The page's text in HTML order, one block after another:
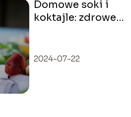
Domowe soki i
koktajle: zdrowe
2024-07-22